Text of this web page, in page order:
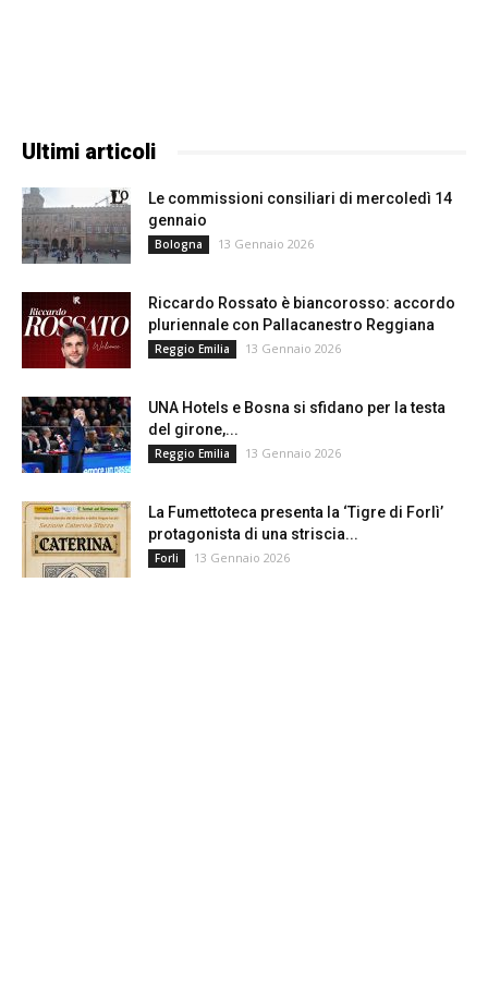
Ultimi articoli
Le commissioni consiliari di mercoledì 14
gennaio
Bologna 13 Gennaio 2026
Riccardo Rossato è biancorosso: accordo
pluriennale con Pallacanestro Reggiana
Reggio Emilia 13 Gennaio 2026
UNA Hotels e Bosna si sfidano per la testa
del girone,...
Reggio Emilia 13 Gennaio 2026
La Fumettoteca presenta la ‘Tigre di Forlì’
protagonista di una striscia...
Forli 13 Gennaio 2026